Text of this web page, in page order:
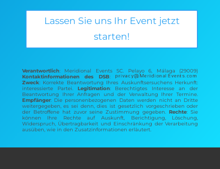
Lassen Sie uns Ihr Event jetzt
starten!
Verantwortlich: Meridional Events SC. Pelayo 6, Málaga (29009)
Kontaktinformationen des DSB:
Zweck: Korrekte Beantwortung Ihres Auskunftsersuchens Herkunft:
interessierte Partei. Legitimation: Berechtigtes Interesse an der
Beantwortung Ihrer Anfragen und der Verwaltung Ihrer Termine.
Empfänger: Die personenbezogenen Daten werden nicht an Dritte
weitergegeben, es sei denn, dies ist gesetzlich vorgeschrieben oder
der Betroffene hat zuvor seine Zustimmung gegeben.Rechte: Sie
können Ihre Rechte auf Auskunft, Berichtigung, Löschung,
Widerspruch, Übertragbarkeit und Einschränkung der Verarbeitung
ausüben, wie in den Zusatzinformationen erläutert.